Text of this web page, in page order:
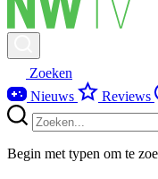
Zoeken
Nieuws
Reviews
Begin met typen om te